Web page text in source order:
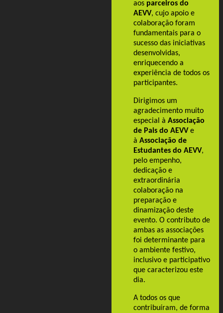
aos parceiros do
AEVV, cujo apoio e
colaboração foram
fundamentais para o
sucesso das iniciativas
desenvolvidas,
enriquecendo a
experiência de todos os
participantes.
Dirigimos um
agradecimento muito
especial à Associação
de Pais do AEVV e
à Associação de
Estudantes do AEVV,
pelo empenho,
dedicação e
extraordinária
colaboração na
preparação e
dinamização deste
evento. O contributo de
ambas as associações
foi determinante para
o ambiente festivo,
inclusivo e participativo
que caracterizou este
dia.
A todos os que
contribuíram, de forma